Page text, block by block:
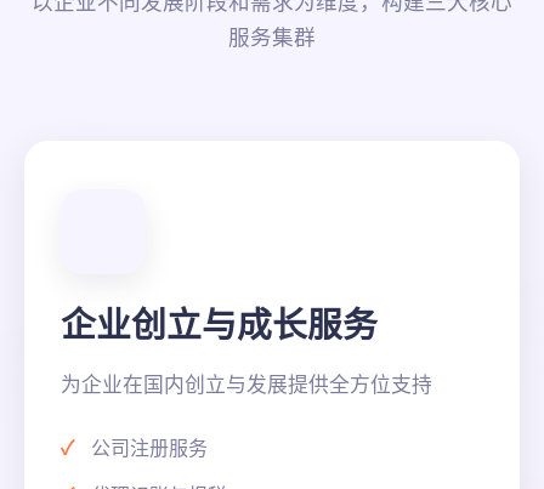
服务集群
企业创立与成长服务
为企业在国内创立与发展提供全方位支持
公司注册服务